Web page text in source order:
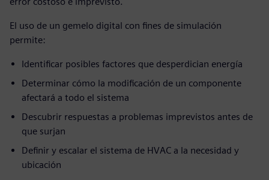
El uso de un gemelo digital con fines de simulación
permite:
Identificar posibles factores que desperdician energía
Determinar cómo la modificación de un componente
afectará a todo el sistema
Descubrir respuestas a problemas imprevistos antes de
que surjan
Definir y escalar el sistema de HVAC a la necesidad y
ubicación